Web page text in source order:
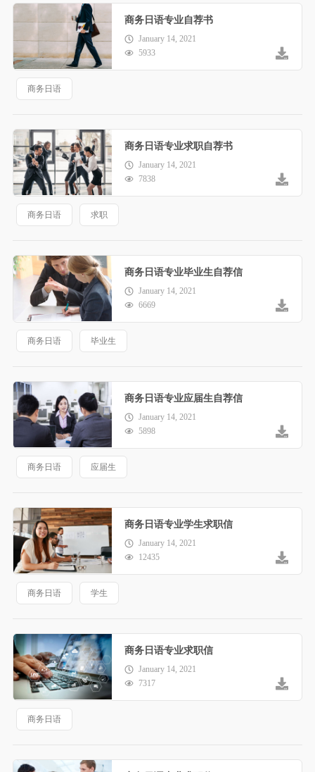
商务日语专业自荐书
January 14, 2021
5933
商务日语
商务日语专业求职自荐书
January 14, 2021
7838
商务日语 求职
商务日语专业毕业生自荐信
January 14, 2021
6669
商务日语 毕业生
商务日语专业应届生自荐信
January 14, 2021
5898
商务日语 应届生
商务日语专业学生求职信
January 14, 2021
12435
商务日语 学生
商务日语专业求职信
January 14, 2021
7317
商务日语